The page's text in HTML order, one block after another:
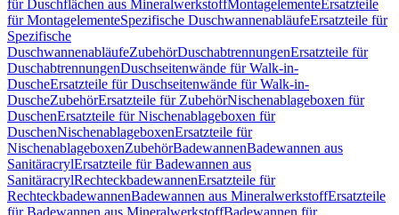
für Duschflächen aus MineralwerkstoffMontagelementeErsatzteile
für MontagelementeSpezifische DuschwannenabläufeErsatzteile für
Spezifische
DuschwannenabläufeZubehörDuschabtrennungenErsatzteile für
DuschabtrennungenDuschseitenwände für Walk-in-
DuscheErsatzteile für Duschseitenwände für Walk-in-
DuscheZubehörErsatzteile für ZubehörNischenablageboxen für
DuschenErsatzteile für Nischenablageboxen für
DuschenNischenablageboxenErsatzteile für
NischenablageboxenZubehörBadewannenBadewannen aus
SanitäracrylErsatzteile für Badewannen aus
SanitäracrylRechteckbadewannenErsatzteile für
RechteckbadewannenBadewannen aus MineralwerkstoffErsatzteile
für Badewannen aus MineralwerkstoffBadewannen für